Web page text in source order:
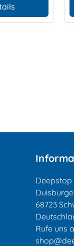
Deepstop
68723
Rufe uns